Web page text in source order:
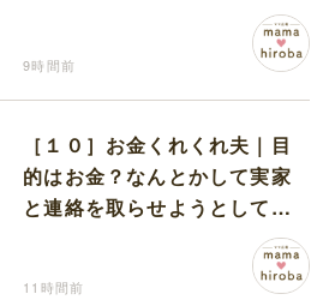
ことが関係しているのかと嘆
9時間前
［１０］お金くれくれ夫｜目
的はお金？なんとかして実家
と連絡を取らせようとしてく
11時間前